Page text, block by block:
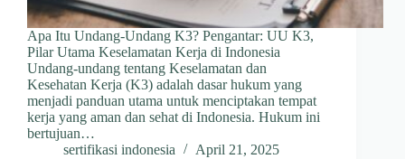
Apa Itu Undang-Undang K3? Pengantar: UU K3,
Pilar Utama Keselamatan Kerja di Indonesia
Undang-undang tentang Keselamatan dan
Kesehatan Kerja (K3) adalah dasar hukum yang
menjadi panduan utama untuk menciptakan tempat
kerja yang aman dan sehat di Indonesia. Hukum ini
bertujuan…
sertifikasi indonesia
April 21, 2025